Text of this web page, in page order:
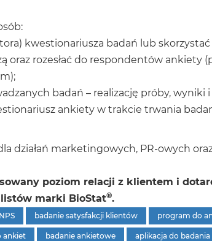
kwestionariusza badań lub
rozesłać do respondentów ankiety
badań – realizację próby, wyniki
ankiety w trakcie trwania
działań marketingowych, PR-owych
poziom relacji z klientem i
marki BioStat®.
NPS badanie satysfakcji klientów program do
ankiet badanie ankietowe aplikacja do